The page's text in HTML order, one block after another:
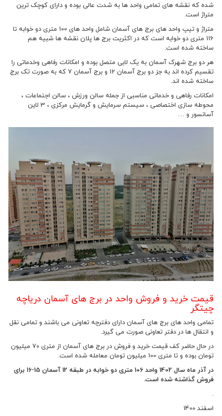
شده که نقشه های تمامی واحد ها به شدت عالی بوده و دارای کوچک ترین
متراژ است.
متراژ و تیپ واحد های برج های آسمان شامل واحد های 100 متری دو خوابه تا
116 متری دو خوابه است که در اکثریت برج ها پلان نقشه ها شبیه هم
ساخته شده است.
هر دو برج شهرک آسمان به یک لابی متصل بوده و امکانات رفاهی وخدماتی را
تقسیم کرده اند به جز دو برج آسمان 12 و برج آسمان 7 که به صورت تک برج
ساخته شده اند.
امکانات رفاهی و خدماتی مناسبی از جمله سالن ورزش ، سالن اجتماعات ،
محوطه سازی اختصاصی ، سیستم سرمایش و گرمایش مرکزی ، 3 لاین
آسانسور و …
قیمت خرید و فروش واحد در برج های آسمان دریاچه
چیتگر
تمامی واحد های برج های آسمان دارای دفترچه تعاونی می باشند و تمامی نقل
و انتقال ها در دفتر تعاونی صورت می گیرد.
در حال حاضر کف قیمت خرید و فروش در برج های آسمان از متری 70 میلیون
تومان بوده و تا متری 100 میلیون تومان معامله شده است.
در آذر ماه سال 1402 واحد 106 متری دو خوابه در طبقه 12 آسمان 15-16 برای
فروش گذاشته شده است.
اسفند 1400